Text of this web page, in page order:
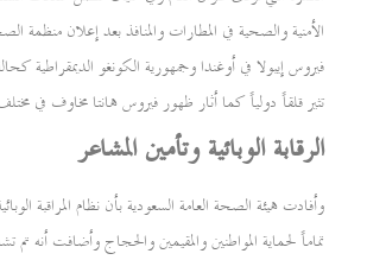
الأمنية والصحية في المطارات والمنافذ بعد إعلان منظمة
فيروس إيبولا في أوغندا وجمهورية الكونغو الديمقراطية
تثير قلقاً دولياً كما أثار ظهور فيروس هانتا مخاوف في مختلف
الرقابة الوبائية وتأمين المشاعر
وأفادت هيئة الصحة العامة السعودية بأن نظام المراقبة
تماماً لحماية المواطنين والمقيمين والحجاج وأضافت أنه تم